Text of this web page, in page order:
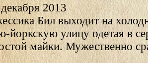
2013
Бил выходит на
йоркскую улицу одетая в
майки. Мужественно